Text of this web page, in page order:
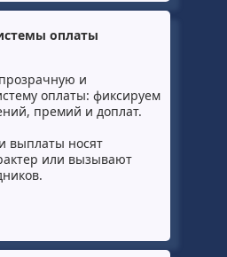
оплаты
и
оплаты: фиксируем
премий и доплат.
выплаты носят
или вызывают